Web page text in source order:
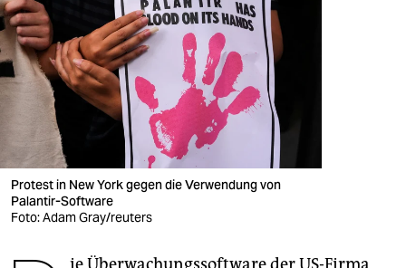
verlag
veranstaltungen
fragen & hilfe
unterstützen
abo
Protest in New York gegen die Verwendung von
Palantir-Software
Foto: Adam Gray/reuters